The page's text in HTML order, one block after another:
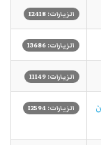
الزيارات: 12418
الزيارات: 13686
الزيارات: 11149
الزيارات: 12594